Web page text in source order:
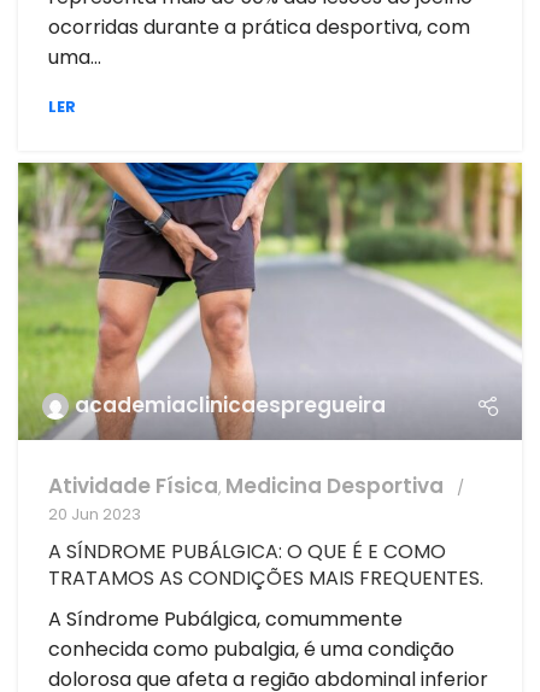
ocorridas durante a prática desportiva, com
uma...
LER
academiaclinicaespregueira
Atividade Física, Medicina Desportiva
20 Jun 2023
A SÍNDROME PUBÁLGICA: O QUE É E COMO
TRATAMOS AS CONDIÇÕES MAIS FREQUENTES.
A Síndrome Pubálgica, comummente
conhecida como pubalgia, é uma condição
dolorosa que afeta a região abdominal inferior